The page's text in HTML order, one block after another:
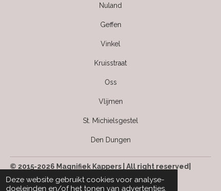
Deze website gebruikt cookies voor analyse-
doeleinden en/of het tonen van advertenties.
Nuland
Geffen
Vinkel
Kruisstraat
Oss
Vlijmen
St. Michielsgestel
Den Dungen
© 2015-2026 Magnifiek Kappers | All right reserved|
Kvk: 63499142